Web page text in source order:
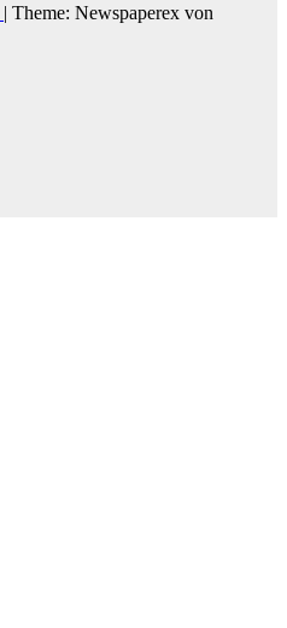
| Theme: Newspaperex von